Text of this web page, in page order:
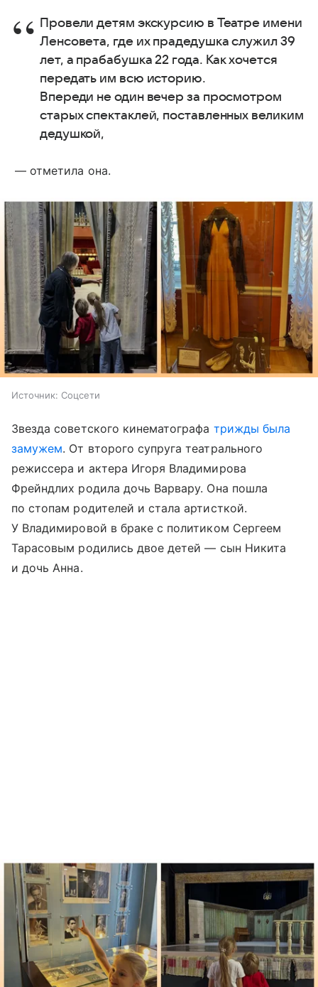
Провели детям экскурсию в Театре имени
Ленсовета, где их прадедушка служил 39
лет, а прабабушка 22 года. Как хочется
передать им всю историю.
Впереди не один вечер за просмотром
старых спектаклей, поставленных великим
дедушкой,
— отметила она.
Источник: Соцсети
Звезда советского кинематографа трижды была
замужем. От второго супруга театрального
режиссера и актера Игоря Владимирова
Фрейндлих родила дочь Варвару. Она пошла
по стопам родителей и стала артисткой.
У Владимировой в браке с политиком Сергеем
Тарасовым родились двое детей— сын Никита
и дочь Анна.